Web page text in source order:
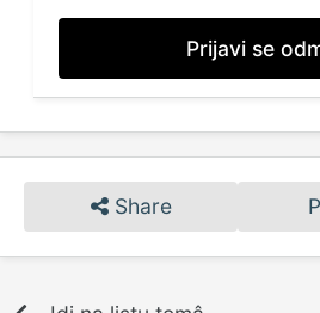
Prijavi se
Share